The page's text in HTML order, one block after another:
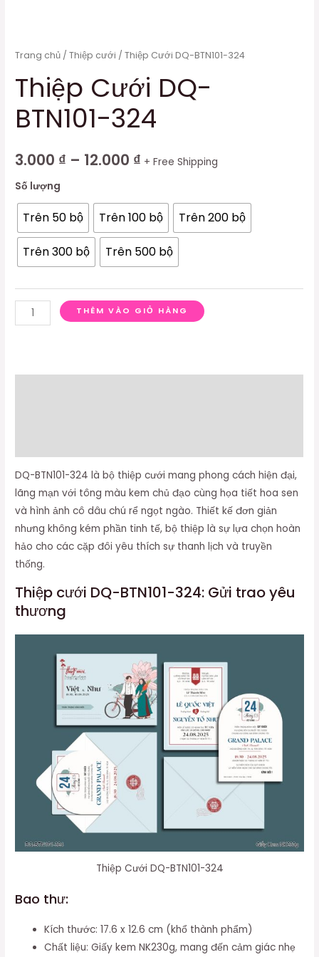
Trang chủ /Thiệp cưới / Thiệp Cưới DQ-BTN101-324
Thiệp Cưới DQ-
BTN101-324
3.000 ₫ – 12.000 ₫ + Free Shipping
Số lượng
Trên 50 bộ Trên 100 bộ Trên 200 bộ
Trên 300 bộ Trên 500 bộ
THÊM VÀO GIỎ HÀNG
DQ-BTN101-324 là bộ thiệp cưới mang phong cách hiện đại,
lãng mạn với tông màu kem chủ đạo cùng họa tiết hoa sen
và hình ảnh cô dâu chú rể ngọt ngào. Thiết kế đơn giản
nhưng không kém phần tinh tế, bộ thiệp là sự lựa chọn hoàn
hảo cho các cặp đôi yêu thích sự thanh lịch và truyền
thống.
Thiệp cưới DQ-BTN101-324: Gửi trao yêu
thương
Thiệp Cưới DQ-BTN101-324
Bao thư:
Kích thước: 17.6 x 12.6 cm (khổ thành phẩm)
Chất liệu: Giấy kem NK230g, mang đến cảm giác nhẹ